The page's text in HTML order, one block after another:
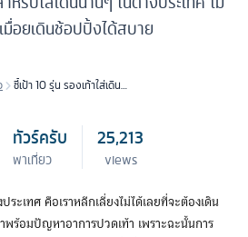
มื่อยเดินช้อปปิ้งได้สบาย
ชี้เป้า 10 รุ่น รองเท้าใส่เดิน
ทัวร์ครับ
พาเที่ยว
25,213
views
ะเทศ คือเราหลีกเลี่ยงไม่ได้เลยที่จะต้องเดิน
พร้อมปัญหาอาการปวดเท้า เพราะฉะนั้นการ